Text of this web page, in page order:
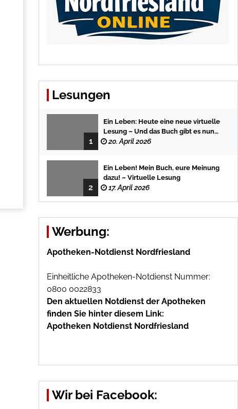
Lesungen
1
Ein Leben: Heute eine neue virtuelle
Lesung – Und das Buch gibt es nun
auch in der Bredstedter
20. April 2026
2
Ein Leben! Mein Buch, eure Meinung
dazu! – Virtuelle Lesung
17. April 2026
Werbung:
Apotheken-Notdienst Nordfriesland
Einheitliche Apotheken-Notdienst Nummer:
0800 0022833
Den aktuellen Notdienst der Apotheken
finden Sie hinter diesem Link:
Apotheken Notdienst Nordfriesland
Wir bei Facebook: